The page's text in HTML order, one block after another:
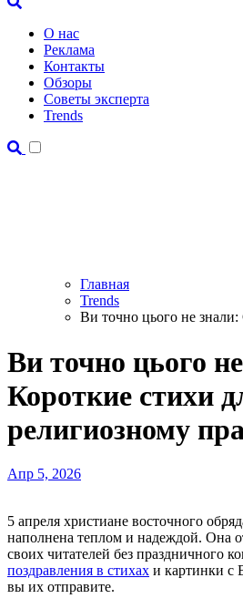
О нас
Реклама
Контакты
Обзоры
Советы эксперта
Trends
Главная
Trends
Ви точно цього не
Ви точно цього
Короткие стихи
религиозному
Апр 5, 2026
5 апреля христиане восточного
наполнена теплом и надеждой. Она
своих читателей без праздничного
поздравления в стихах и картинки с
вы их отправите.